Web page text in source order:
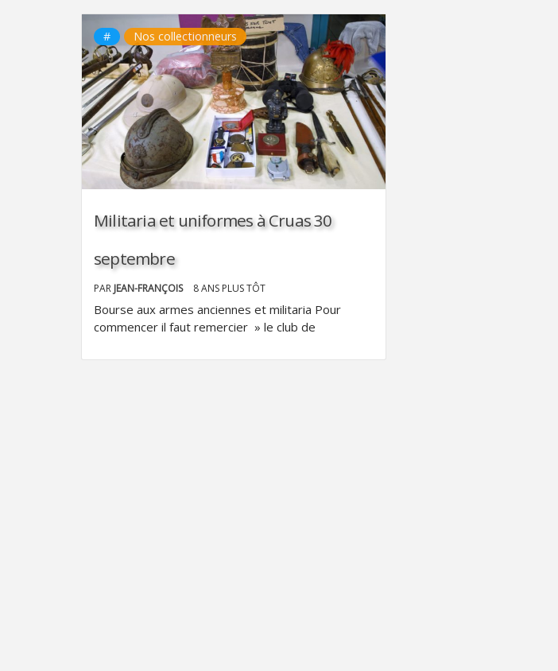
# Nos collectionneurs
Militaria et uniformes à Cruas 30
septembre
PAR JEAN-FRANÇOIS 8 ANS PLUS TÔT
Bourse aux armes anciennes et militaria Pour
commencer il faut remercier » le club de